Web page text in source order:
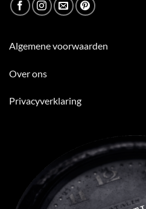
Algemene voorwaarden
Over ons
Privacyverklaring